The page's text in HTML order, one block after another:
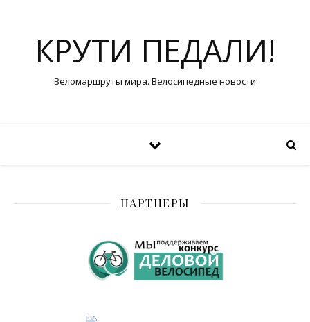
КРУТИ ПЕДАЛИ!
Веломаршруты мира. Велосипедные новости
ПАРТНЕРЫ